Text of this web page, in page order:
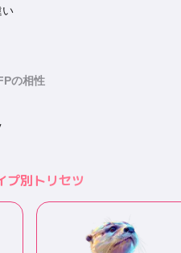
い
の相性
プ別トリセツ